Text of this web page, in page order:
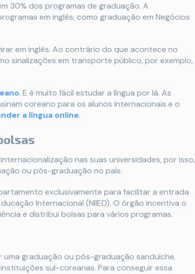
30% dos programas de graduação. A
em inglês, como graduação em Negócios
em inglês. Ao contrário do que acontece no
sinalizações em transporte público, por exemplo,
. E é muito fácil estudar a língua por lá. As
coreano para os alunos internacionais e o
a língua online.
nas suas universidades, por isso,
ou pós-graduação no país.
exclusivamente para facilitar a entrada
Internacional (NIIED). O órgão incentiva o
e distribui bolsas para vários programas.
uma graduação ou pós-graduação sanduíche.
sul-coreanas. Para conseguir essa